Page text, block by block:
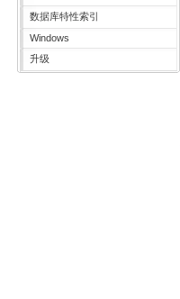
数据库特性索引
Windows
升级